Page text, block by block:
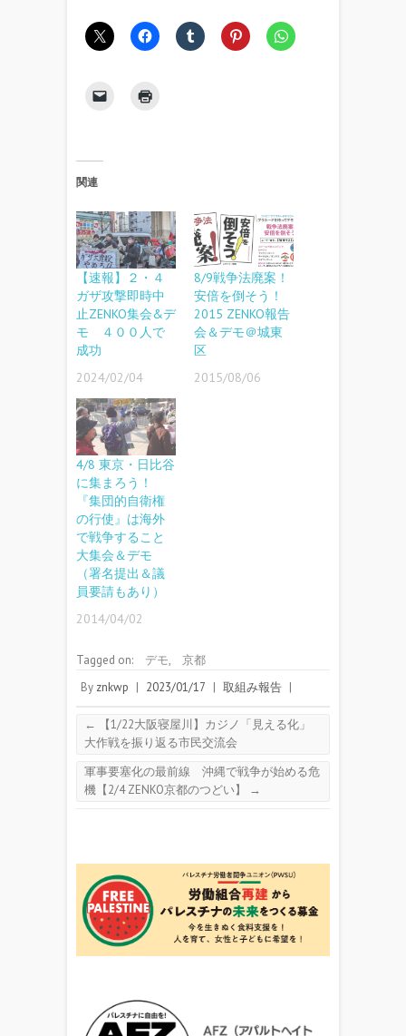
関連
【速報】２・４
ガザ攻撃即時中
止ZENKO集会&デ
モ ４００人で
成功
2024/02/04
8/9戦争法廃案！
安倍を倒そう！
2015 ZENKO報告
会＆デモ＠城東
区
2015/08/06
4/8 東京・日比谷
に集まろう！
『集団的自衛権
の行使』は海外
で戦争すること
大集会＆デモ
（署名提出＆議
員要請もあり）
2014/04/02
Tagged on: デモ,
京都
By znkwp | 2023/01/17 | 取組み報告 |
←
【1/22大阪寝屋川】カジノ「見える化」
大作戦を振り返る市民交流会
軍事要塞化の最前線 沖縄で戦争が始める危
機【2/4 ZENKO京都のつどい】
→